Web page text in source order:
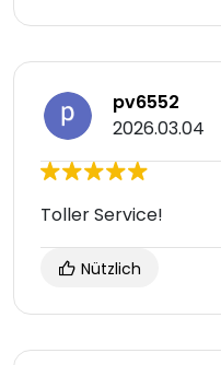
pv6552
2026.03.04
Toller Service!
Nützlich